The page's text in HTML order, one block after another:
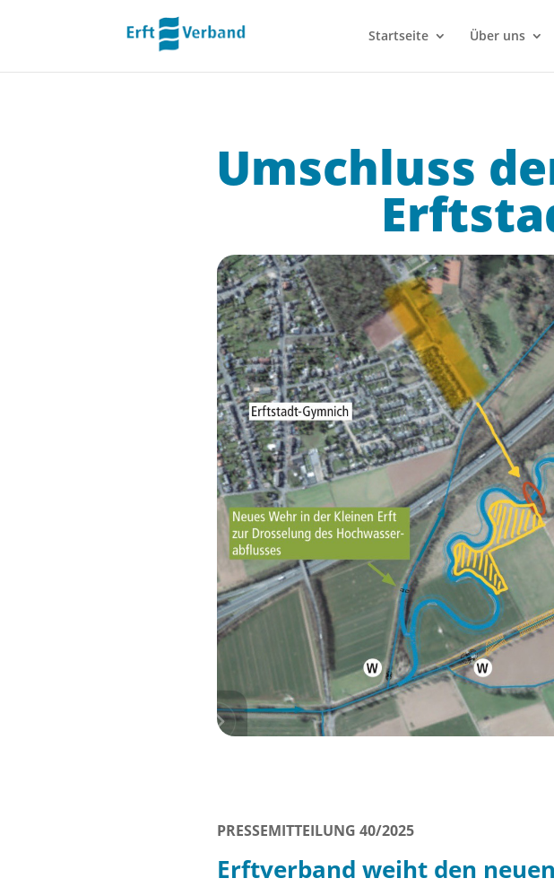
Startseite Über uns
Umschluss
PRESSEMITTEILUNG 40/2025
Erftverband weiht den